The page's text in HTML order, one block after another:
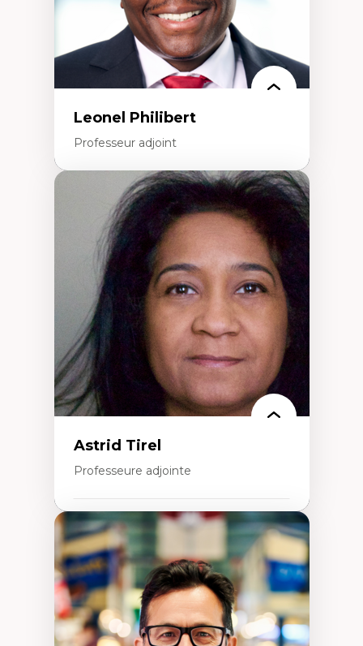
Leonel Philibert
Professeur adjoint
Expertises
Santé mondiale
Femme en contexte de pauvreté
Innovation
Participation citoyenne
Inégalités sociales santé
Migration
Santé de la reproduction
Développement durable
Astrid Tirel
Professeure adjointe
Expertises
Art
Anti-discrimination
Décolonisation de l’enseignement, de la
recherche, des institutions administratives
et syndicales
Pluralisme épistémologique et
francophonie
Culture